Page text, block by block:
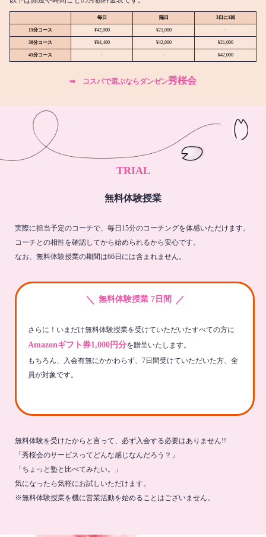
毎日 隔日 3日に1回
15分コース ¥42,000 ¥21,000 -
30分コース ¥84,400 ¥42,000 ¥21,000
45分コース - - ¥42,000
➡︎ コスパで選ぶならダンゼン秀桜会
TRIAL
無料体験授業
実際に担当予定のコーチで、毎日15分のコーチングを体感いただけます。
コーチとの相性を確認してから始められるから安心です。
なお、無料体験授業の期間は66日には含まれません。
＼ 無料体験授業 7日間 ／
さらに！いまだけ無料体験授業を受けていただいたすべての方に
Amazonギフト券1,000円分を贈呈いたします。
もちろん、入会有無にかかわらず、7日間受けていただいた方、全
員が対象です。
無料体験を受けたからと言って、必ず入会する必要はありません!!
「秀桜会のサービスってどんな感じなんだろう？」
「ちょっと塾と比べてみたい。」
気になったら気軽にお試しいただけます。
※無料体験授業を機に営業活動を始めることはございません。